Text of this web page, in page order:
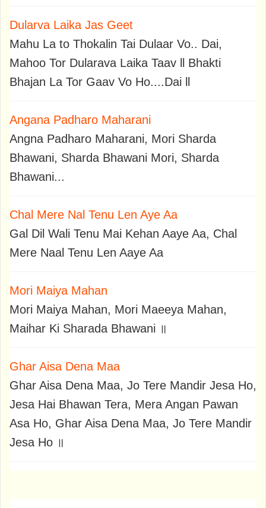
Dularva Laika Jas Geet
Mahu La to Thokalin Tai Dulaar Vo.. Dai,
Mahoo Tor Dularava Laika Taav ll Bhakti
Bhajan La Tor Gaav Vo Ho....Dai ll
Angana Padharo Maharani
Angna Padharo Maharani, Mori Sharda
Bhawani, Sharda Bhawani Mori, Sharda
Bhawani...
Chal Mere Nal Tenu Len Aye Aa
Gal Dil Wali Tenu Mai Kehan Aaye Aa, Chal
Mere Naal Tenu Len Aaye Aa
Mori Maiya Mahan
Mori Maiya Mahan, Mori Maeeya Mahan,
Maihar Ki Sharada Bhawani ॥
Ghar Aisa Dena Maa
Ghar Aisa Dena Maa, Jo Tere Mandir Jesa Ho,
Jesa Hai Bhawan Tera, Mera Angan Pawan
Asa Ho, Ghar Aisa Dena Maa, Jo Tere Mandir
Jesa Ho ॥